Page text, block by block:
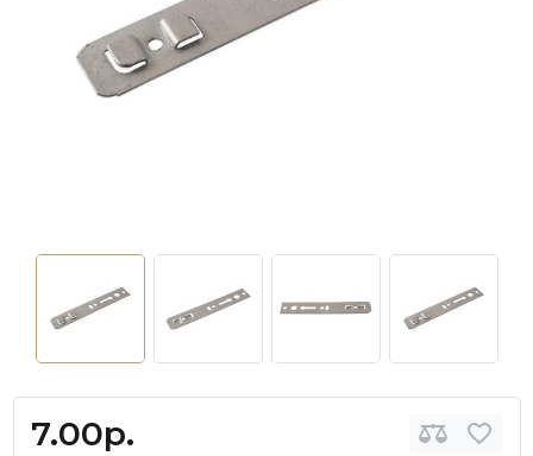
7.00р.